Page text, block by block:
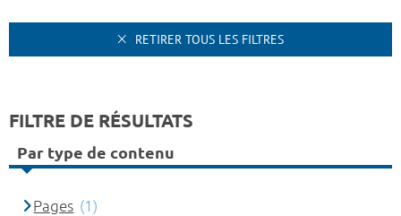
RETIRER TOUS LES FILTRES
FILTRE DE RÉSULTATS
Par type de contenu
Pages (1)